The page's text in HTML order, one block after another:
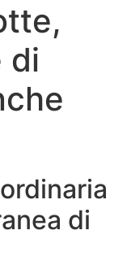
di
di